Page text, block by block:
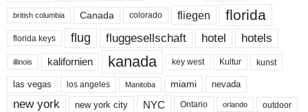
british columbia Canada colorado fliegen florida
florida keys flug fluggesellschaft hotel hotels
illinois kalifornien kanada key west Kultur kunst
las vegas los angeles Manitoba miami nevada
new york new york city NYC Ontario orlando outdoor